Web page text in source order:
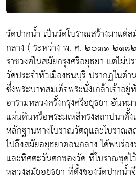
วัดปากน้ำ เป็นวัดโบราณสร้างมาแต่
กลาง ( ระหว่าง พ. ศ. ๒๐๓๑ ๒๑๗
ราชวงศ์ในสมัยกรุงศรีอยุธยา แต่ไม่
วัดประจำหัวเมืองธนบุรี ปรากฏในตำ
ซึ่งพระบาทสมเด็จพระนั่งเกล้าเจ้าอ
อารามหลวงครั้งกรุงศรีอยุธยา อันหม
แผ่นดินหรือพระมเหสีทรงสถาปนาตั้
หลักฐานทางโบราณวัตถุและโบราณ
ไปถึงสมัยอยุธยาตอนกลาง ได้พบร่อ
และทิศตะวันตกของวัด ที่โบราณขุดไ